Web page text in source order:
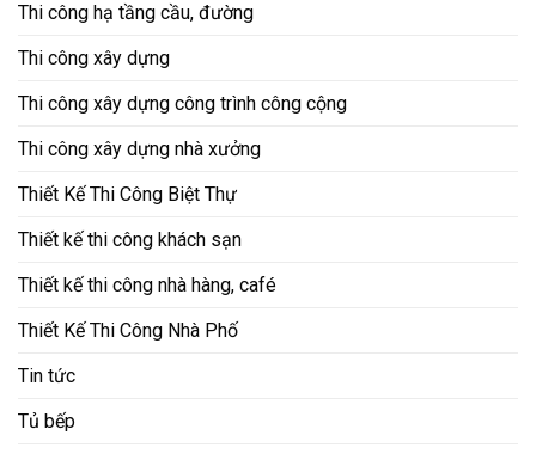
Thi công hạ tầng cầu, đường
Thi công xây dựng
Thi công xây dựng công trình công cộng
Thi công xây dựng nhà xưởng
Thiết Kế Thi Công Biệt Thự
Thiết kế thi công khách sạn
Thiết kế thi công nhà hàng, café
Thiết Kế Thi Công Nhà Phố
Tin tức
Tủ bếp